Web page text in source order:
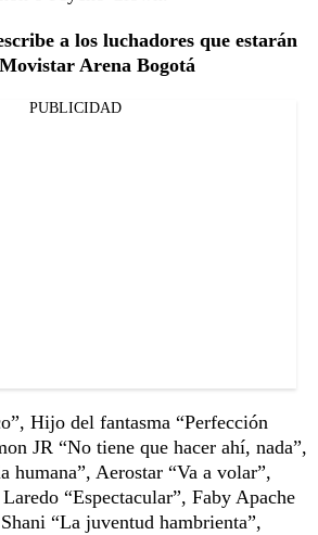
a los luchadores que estarán
Arena Bogotá
PUBLICIDAD
Hijo del fantasma “Perfección
JR “No tiene que hacer ahí, nada”,
humana”, Aerostar “Va a volar”,
“Espectacular”, Faby Apache
“La juventud hambrienta”,